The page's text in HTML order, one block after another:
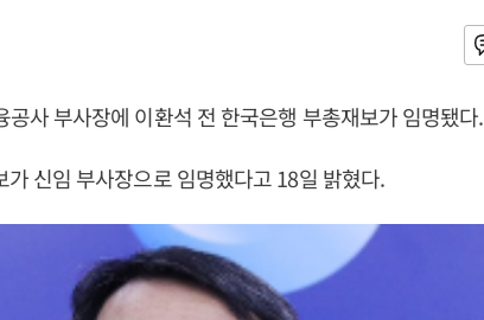
사 부사장에 이환석 전 한국은행 부총재보가 임명됐다.
신임 부사장으로 임명했다고 18일 밝혔다.